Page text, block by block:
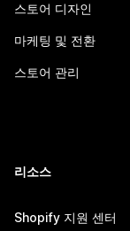
스토어 디자인
마케팅 및 전환
스토어 관리
리소스
Shopify 지원 센터